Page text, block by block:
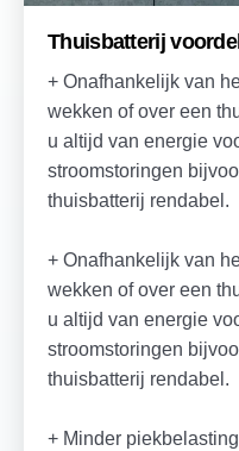
Thuisbatterij
+ Onafhankelijk van
wekken of over een
u altijd van energie
stroomstoringen
thuisbatterij rendabel.
+ Onafhankelijk van
wekken of over een
u altijd van energie
stroomstoringen
thuisbatterij rendabel.
+ Minder